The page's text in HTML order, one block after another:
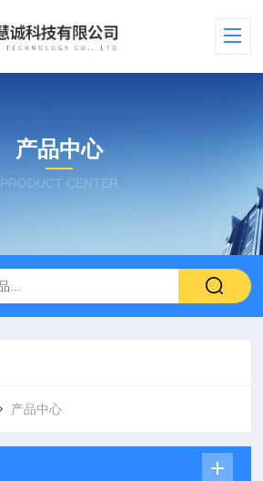
产品中心
PRODUCT CENTER
产品中心